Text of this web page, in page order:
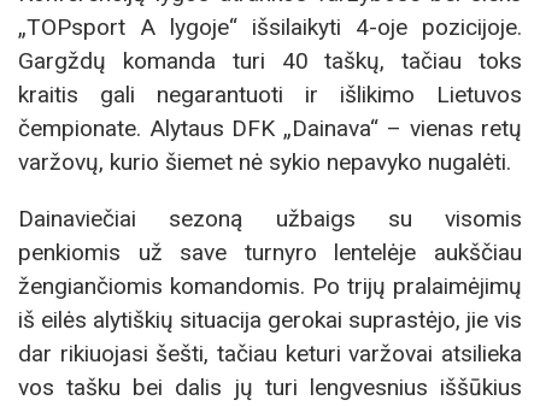
„TOPsport A lygoje“ išsilaikyti 4-oje pozicijoje.
Gargždų komanda turi 40 taškų, tačiau toks
kraitis gali negarantuoti ir išlikimo Lietuvos
čempionate. Alytaus DFK „Dainava“ – vienas retų
varžovų, kurio šiemet nė sykio nepavyko nugalėti.
Dainaviečiai sezoną užbaigs su visomis
penkiomis už save turnyro lentelėje aukščiau
žengiančiomis komandomis. Po trijų pralaimėjimų
iš eilės alytiškių situacija gerokai suprastėjo, jie vis
dar rikiuojasi šešti, tačiau keturi varžovai atsilieka
vos tašku bei dalis jų turi lengvesnius iššūkius